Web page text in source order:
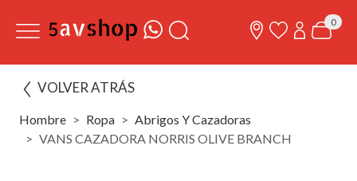
0
VOLVER ATRÁS
Hombre Ropa
Abrigos Y Cazadoras
VANS CAZADORA NORRIS OLIVE BRANCH